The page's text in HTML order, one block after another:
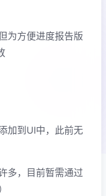
为方便进度报告版
加到UI中，此前无
多，目前暂需通过